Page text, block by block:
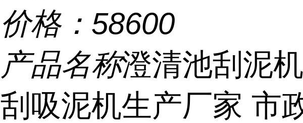
价格： 58600
产品名称澄清池刮泥
刮吸泥机生产厂家 市